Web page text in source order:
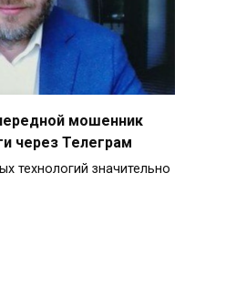
мошенник
через Телеграм
технологий значительно